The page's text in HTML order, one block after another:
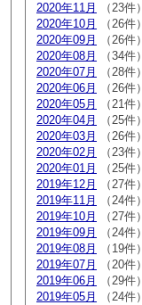
2020年11月
（23件）
2020年10月
（26件）
2020年09月
（26件）
2020年08月
（34件）
2020年07月
（28件）
2020年06月
（26件）
2020年05月
（21件）
2020年04月
（25件）
2020年03月
（26件）
2020年02月
（23件）
2020年01月
（25件）
2019年12月
（27件）
2019年11月
（24件）
2019年10月
（27件）
2019年09月
（24件）
2019年08月
（19件）
2019年07月
（20件）
2019年06月
（29件）
2019年05月
（24件）